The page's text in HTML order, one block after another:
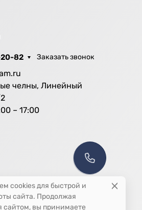
82 Заказать звонок
челны, Линейный
– 17:00
cookies для быстрой и
сайта. Продолжая
сайтом, вы принимаете